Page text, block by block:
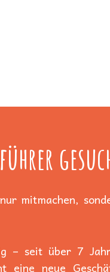
mitmachen,
– seit über 7
eine neue